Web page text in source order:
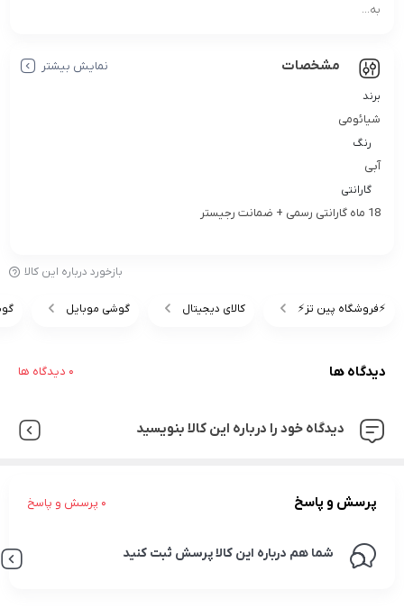
به...
مشخصات نمایش بیشتر
برند
شیائومی
رنگ
آبی
گارانتی
18 ماه گارانتی رسمی + ضمانت رجیستر
بازخورد درباره این کالا
⚡️فروشگاه پین تز⚡️ کالای دیجیتال گوشی موبایل
دیدگاه ها 0 دیدگاه ها
دیدگاه خود را درباره این کالا بنویسید
پرسش و پاسخ 0 پرسش و پاسخ
شما هم درباره این کالا پرسش ثبت کنید